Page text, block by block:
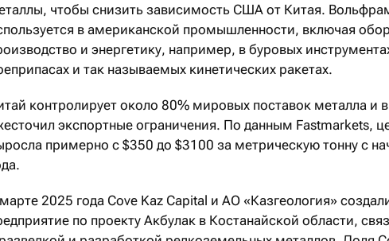
чтобы снизить зависимость США от Китая.
в американской промышленности, включая
и энергетику, например, в буровых
и так называемых кинетических ракетах.
контролирует около 80% мировых поставок металла и
экспортные ограничения. По данным Fastmarkets,
примерно с $350 до $3100 за метрическую тонну с
2025 года Cove Kaz Capital и АО «Казгеология»
по проекту Акбулак в Костанайской области,